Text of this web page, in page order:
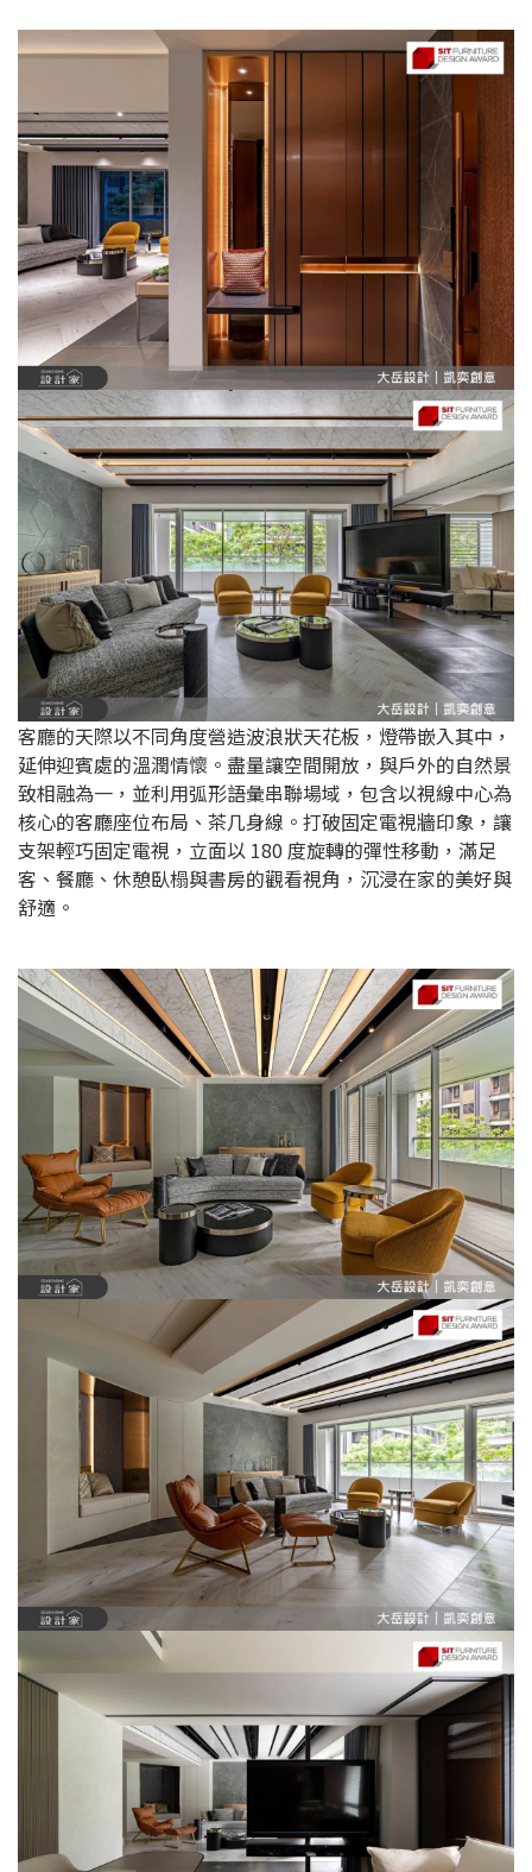
客廳的天際以不同角度營造波浪狀天花板，燈帶嵌入其中，
延伸迎賓處的溫潤情懷。盡量讓空間開放，與戶外的自然景
致相融為一，並利用弧形語彙串聯場域，包含以視線中心為
核心的客廳座位布局、茶几身線。打破固定電視牆印象，讓
支架輕巧固定電視，立面以 180 度旋轉的彈性移動，滿足
客、餐廳、休憩臥榻與書房的觀看視角，沉浸在家的美好與
舒適。